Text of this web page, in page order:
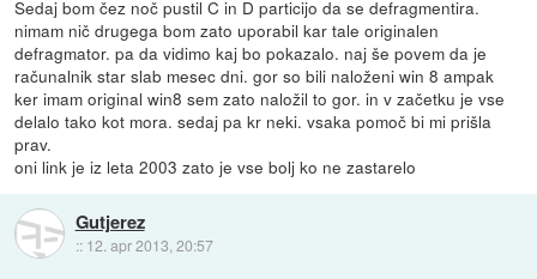
Sedaj bom čez noč pustil C in D particijo da se defragmentira.
nimam nič drugega bom zato uporabil kar tale originalen
defragmator. pa da vidimo kaj bo pokazalo. naj še povem da je
računalnik star slab mesec dni. gor so bili naloženi win 8 ampak
ker imam original win8 sem zato naložil to gor. in v začetku je vse
delalo tako kot mora. sedaj pa kr neki. vsaka pomoč bi mi prišla
prav.
oni link je iz leta 2003 zato je vse bolj ko ne zastarelo
Gutjerez
:: 12. apr 2013, 20:57